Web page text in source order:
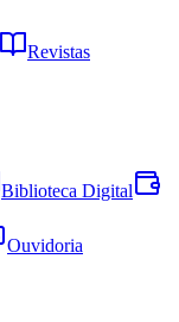
Revistas
Biblioteca Digital
Ouvidoria